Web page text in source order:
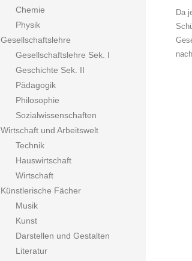
Chemie
Physik
Gesellschaftslehre
Gesellschaftslehre Sek. I
Geschichte Sek. II
Pädagogik
Philosophie
Sozialwissenschaften
Wirtschaft und Arbeitswelt
Technik
Hauswirtschaft
Wirtschaft
Künstlerische Fächer
Musik
Kunst
Darstellen und Gestalten
Literatur
Da